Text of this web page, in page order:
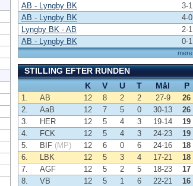
mere
AB - Lyngby BK
3-1
AB - Lyngby BK
4-0
Lyngby BK - AB
2-1
AB - Lyngby BK
0-1
STILLING EFTER RUNDEN
K
V U T Mål P
1. AB 12 8 2 2 27-9
26
2.
AaB 12 7 5 0 30-13
26
3.
HER 12 5 4 3 19-14
19
4.
FCK 12 5 4 3 24-23
19
5.
BIF (MP) 12 6 0 6 24-16
18
6.
LBK 12 5 3 4 17-21
18
7.
AGF 12 5 2 5 18-23
17
8.
VB 12 5 1 6 22-21
16